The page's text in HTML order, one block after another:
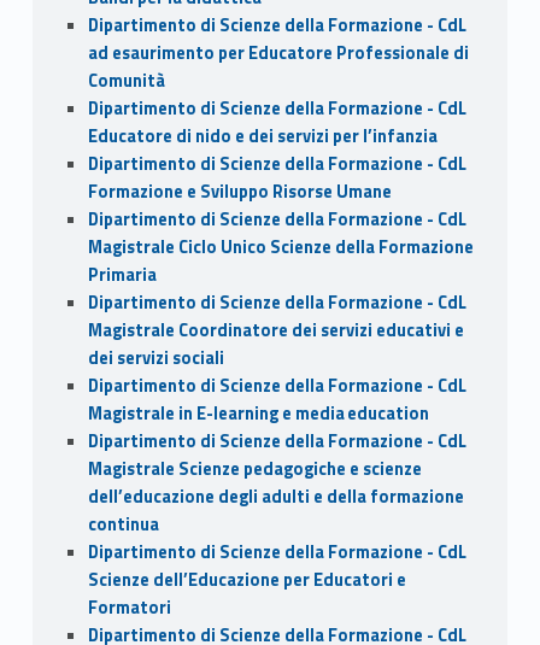
Dipartimento di Scienze della Formazione - CdL
ad esaurimento per Educatore Professionale di
Comunità
Dipartimento di Scienze della Formazione - CdL
Educatore di nido e dei servizi per l’infanzia
Dipartimento di Scienze della Formazione - CdL
Formazione e Sviluppo Risorse Umane
Dipartimento di Scienze della Formazione - CdL
Magistrale Ciclo Unico Scienze della Formazione
Primaria
Dipartimento di Scienze della Formazione - CdL
Magistrale Coordinatore dei servizi educativi e
dei servizi sociali
Dipartimento di Scienze della Formazione - CdL
Magistrale in E-learning e media education
Dipartimento di Scienze della Formazione - CdL
Magistrale Scienze pedagogiche e scienze
dell’educazione degli adulti e della formazione
continua
Dipartimento di Scienze della Formazione - CdL
Scienze dell’Educazione per Educatori e
Formatori
Dipartimento di Scienze della Formazione - CdL